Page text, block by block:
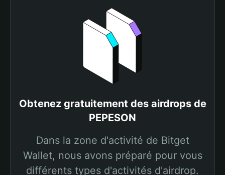
Obtenez gratuitement des airdrops de
PEPESON
Dans la zone d'activité de Bitget
Wallet, nous avons préparé pour vous
différents types d'activités d'airdrop.